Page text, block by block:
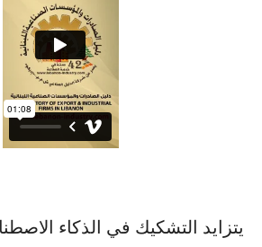
يتزايد التشكيك في الذكاء